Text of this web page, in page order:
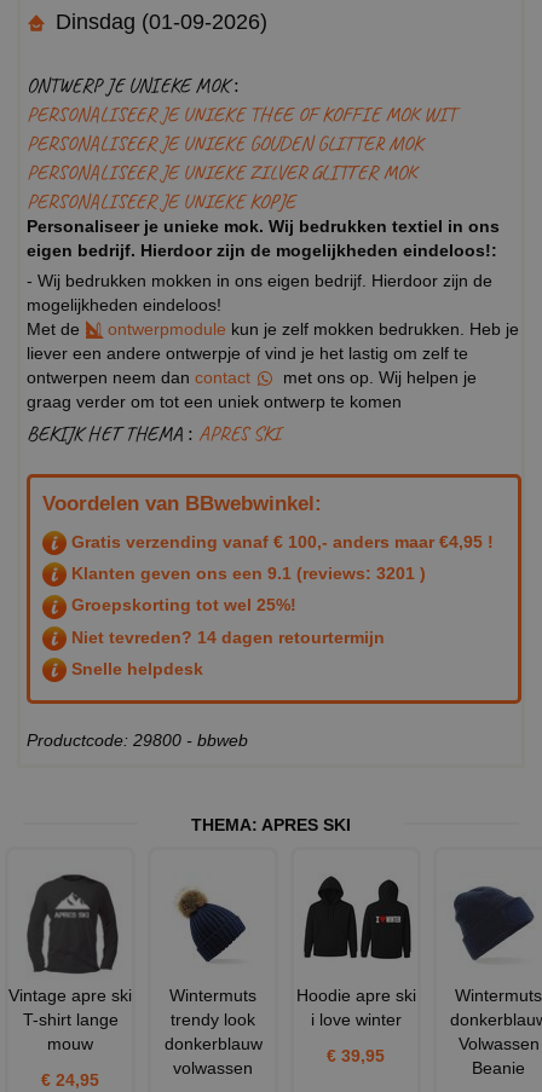
Dinsdag (01-09-2026)
ONTWERP JE UNIEKE MOK :
PERSONALISEER JE UNIEKE THEE OF KOFFIE MOK WIT
PERSONALISEER JE UNIEKE GOUDEN GLITTER MOK
PERSONALISEER JE UNIEKE ZILVER GLITTER MOK
PERSONALISEER JE UNIEKE KOPJE
Personaliseer je unieke mok. Wij bedrukken textiel in ons
eigen bedrijf. Hierdoor zijn de mogelijkheden eindeloos!:
- Wij bedrukken mokken in ons eigen bedrijf. Hierdoor zijn de
mogelijkheden eindeloos!
Met de
ontwerpmodule kun je zelf mokken bedrukken. Heb je
liever een andere ontwerpje of vind je het lastig om zelf te
ontwerpen neem dan contact
met ons op. Wij helpen je
graag verder om tot een uniek ontwerp te komen
BEKIJK HET THEMA : APRES SKI
Voordelen van BBwebwinkel:
Gratis verzending vanaf € 100,- anders maar €4,95 !
Klanten geven ons een 9.1 (reviews: 3201 )
Groepskorting tot wel 25%!
Niet tevreden? 14 dagen retourtermijn
Snelle helpdesk
Productcode: 29800 - bbweb
THEMA: APRES SKI
Vintage apre ski
T-shirt lange
mouw
€ 24,95
Wintermuts
trendy look
donkerblauw
volwassen
Hoodie apre ski
i love winter
€ 39,95
Wintermuts
Volwassen
Beanie